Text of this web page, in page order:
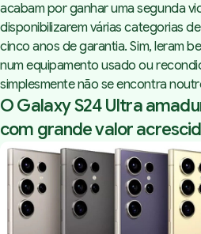
acabam por ganhar uma segunda
disponibilizarem várias categorias
cinco anos de garantia. Sim, leram
num equipamento usado ou
simplesmente não se encontra
OGalaxy S24 Ultra
com grande valor